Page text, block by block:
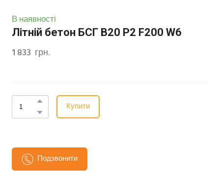
В наявності
Літній бетон БСГ В20 Р2 F200 W6
1 833  грн.
Купити
Подзвонити